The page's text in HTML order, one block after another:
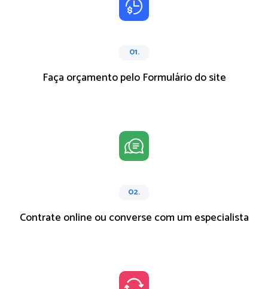
01.
Faça orçamento pelo Formulário do site
02.
Contrate online ou converse com um especialista